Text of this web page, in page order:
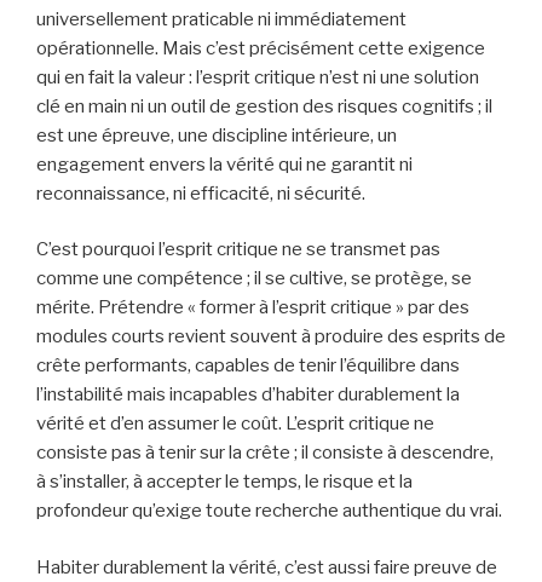
universellement praticable ni immédiatement
opérationnelle. Mais c’est précisément cette exigence
qui en fait la valeur : l’esprit critique n’est ni une solution
clé en main ni un outil de gestion des risques cognitifs ; il
est une épreuve, une discipline intérieure, un
engagement envers la vérité qui ne garantit ni
reconnaissance, ni efficacité, ni sécurité.
C’est pourquoi l’esprit critique ne se transmet pas
comme une compétence ; il se cultive, se protège, se
mérite. Prétendre « former à l’esprit critique » par des
modules courts revient souvent à produire des esprits de
crête performants, capables de tenir l’équilibre dans
l’instabilité mais incapables d’habiter durablement la
vérité et d’en assumer le coût. L’esprit critique ne
consiste pas à tenir sur la crête ; il consiste à descendre,
à s’installer, à accepter le temps, le risque et la
profondeur qu’exige toute recherche authentique du vrai.
Habiter durablement la vérité, c’est aussi faire preuve de